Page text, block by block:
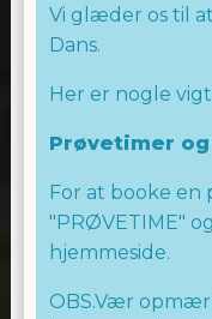
Fra
inden for
Uanset om
vores Hip
Tag din ven
fed
WE LOVE
Vi glæder os til
Dans.
Her er nogle
Prøvetimer
For at booke en
"PRØVETIME"
hjemmeside.
OBS.Vær